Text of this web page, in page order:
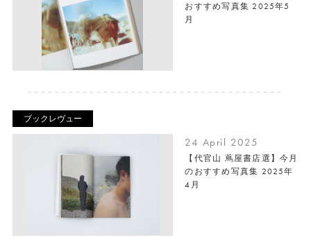
おすすめ写真集 2025年5
月
ブックレヴュー
24 April 2025
【代官山 蔦屋書店選】今月
のおすすめ写真集 2025年
4月